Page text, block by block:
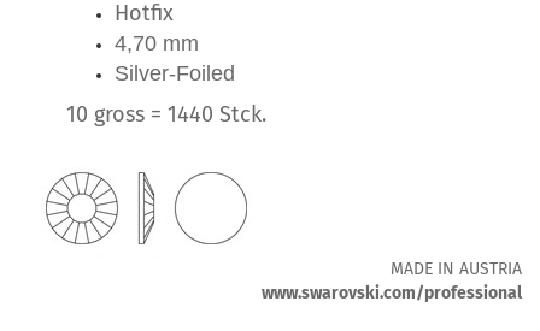
Hotfix
4,70 mm
Silver-Foiled
10 gross = 1440 Stck.
MADE IN AUSTRIA
www.swarovski.com/professional